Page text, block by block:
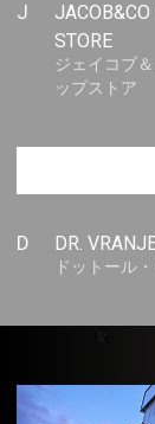
J
STORE
ジェイコブ
ップストア
D DR.
ドットール